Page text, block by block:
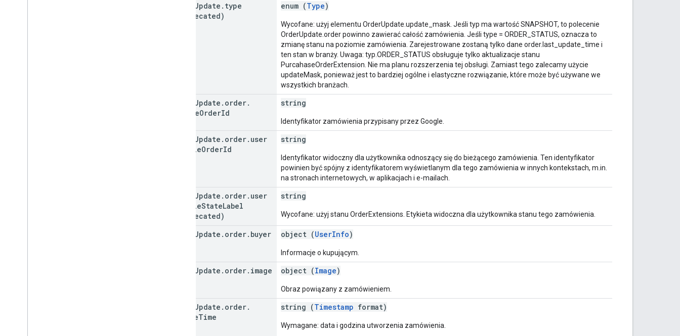
Update . type
(deprecated)
enum (Type)
Wycofane: użyj elementu OrderUpdate.update_mask. Jeśli typ ma wartość SNAPSHOT, to polecenie
OrderUpdate.order powinno zawierać całość zamówienia. Jeśli type = ORDER_STATUS, oznacza to
zmianę stanu na poziomie zamówienia. Zarejestrowane zostaną tylko dane order.last_update_time i
ten stan w branży. Uwaga: typ.ORDER_STATUS obsługuje tylko aktualizacje stanu
PurcahaseOrderExtension. Nie ma planu rozszerzenia tej obsługi. Zamiast tego zalecamy użycie
updateMask, ponieważ jest to bardziej ogólne i elastyczne rozwiązanie, które może być używane we
wszystkich branżach.
Update . order.
googleOrderId
string
Identyfikator zamówienia przypisany przez Google.
Update . order. user
VisibleOrderId
string
Identyfikator widoczny dla użytkownika odnoszący się do bieżącego zamówienia. Ten identyfikator
powinien być spójny z identyfikatorem wyświetlanym dla tego zamówienia w innych kontekstach, m.in.
na stronach internetowych, w aplikacjach i e-mailach.
Update . order. user
VisibleStateLabel
(deprecated)
string
Wycofane: użyj stanu OrderExtensions. Etykieta widoczna dla użytkownika stanu tego zamówienia.
Update . order. buyer
object (UserInfo)
Informacje o kupującym.
Update . order. image object (Image)
Obraz powiązany z zamówieniem.
Update . order.
createTime
string (Timestamp format)
Wymagane: data i godzina utworzenia zamówienia.